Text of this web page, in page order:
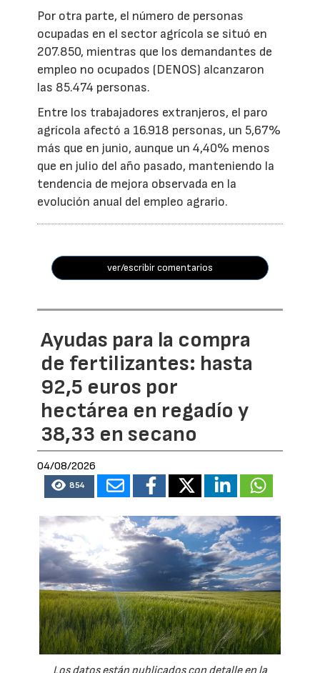
Por otra parte, el número de personas
ocupadas en el sector agrícola se situó en
207.850, mientras que los demandantes de
empleo no ocupados (DENOS) alcanzaron
las 85.474 personas.
Entre los trabajadores extranjeros, el paro
agrícola afectó a 16.918 personas, un 5,67%
más que en junio, aunque un 4,40% menos
que en julio del año pasado, manteniendo la
tendencia de mejora observada en la
evolución anual del empleo agrario.
ver/escribir comentarios
Ayudas para la compra
de fertilizantes: hasta
92,5 euros por
hectárea en regadío y
38,33 en secano
04/08/2026
854
Los datos están publicados con detalle en la